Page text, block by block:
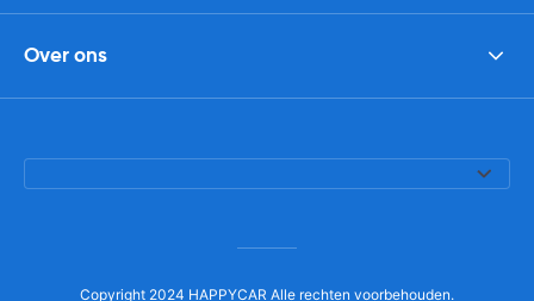
Over ons
Copyright 2024 HAPPYCAR Alle rechten voorbehouden.